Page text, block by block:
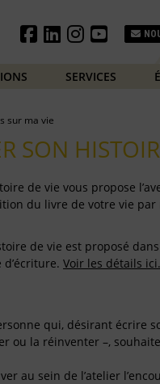
SERVICES
sur ma vie
SON
de vie vous propose
du livre de votre vie par
de vie est proposé
Voir les détails ici.
qui, désirant écrire
ou la réinventer –,
au sein de l’atelier